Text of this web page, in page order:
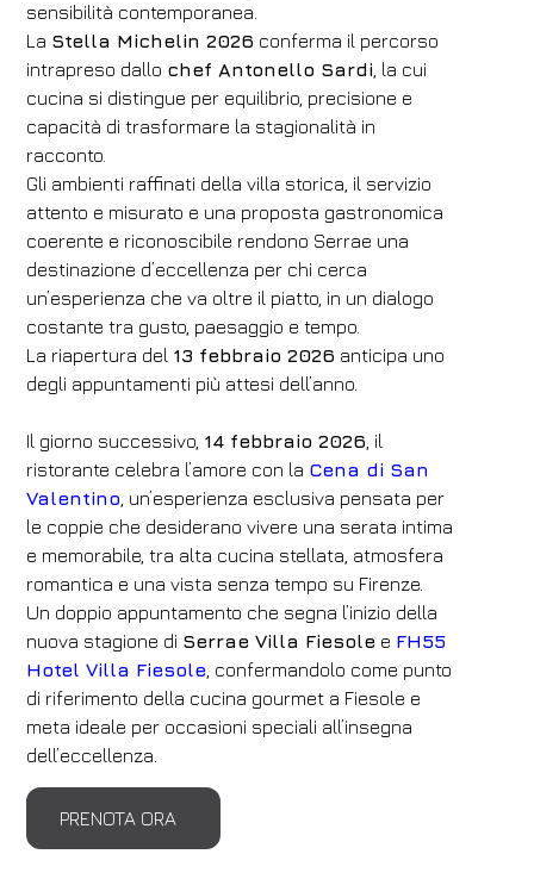
Camere
1
Adulti
2
Bambini
0
Codice sconto
Prenota
Modifica prenotazione
sensibilità contemporanea.
La Stella Michelin 2026 conferma il percorso
intrapreso dallo chef Antonello Sardi , la cui
cucina si distingue per equilibrio, precisione e
capacità di trasformare la stagionalità in
racconto.
Gli ambienti raffinati della villa storica, il servizio
attento e misurato e una proposta gastronomica
coerente e riconoscibile rendono Serrae una
destinazione d’eccellenza per chi cerca
un’esperienza che va oltre il piatto, in un dialogo
costante tra gusto, paesaggio e tempo.
La riapertura del 13 febbraio 2026 anticipa uno
degli appuntamenti più attesi dell’anno.
Il giorno successivo, 14 febbraio 2026 , il
ristorante celebra l’amore con la Cena di San
Valentino , un’esperienza esclusiva pensata per
le coppie che desiderano vivere una serata intima
e memorabile, tra alta cucina stellata, atmosfera
romantica e una vista senza tempo su Firenze.
Un doppio appuntamento che segna l’inizio della
nuova stagione di Serrae Villa Fiesole e FH55
Hotel Villa Fiesole , confermandolo come punto
di riferimento della cucina gourmet a Fiesole e
meta ideale per occasioni speciali all’insegna
dell’eccellenza.
PRENOTA ORA